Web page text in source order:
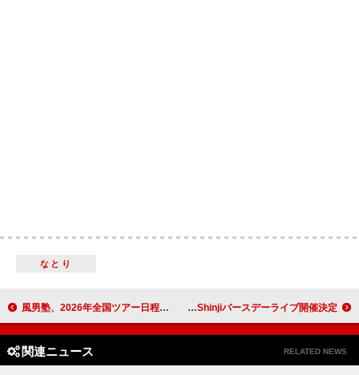
なとり
風男塾、2026年全国ツアー日程一挙発表 fuzzy knot、キネマ倶楽部でShinjiバースデーライブ開催決定
関連ニュース RELATED NEWS